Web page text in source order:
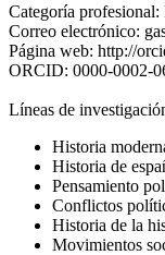
Categoría profesional:
Correo electrónico:
Página web: http://
ORCID: 0000-0002-
Líneas de
Historia
Historia de
Pensamiento
Conflictos
Historia de la
Movimientos